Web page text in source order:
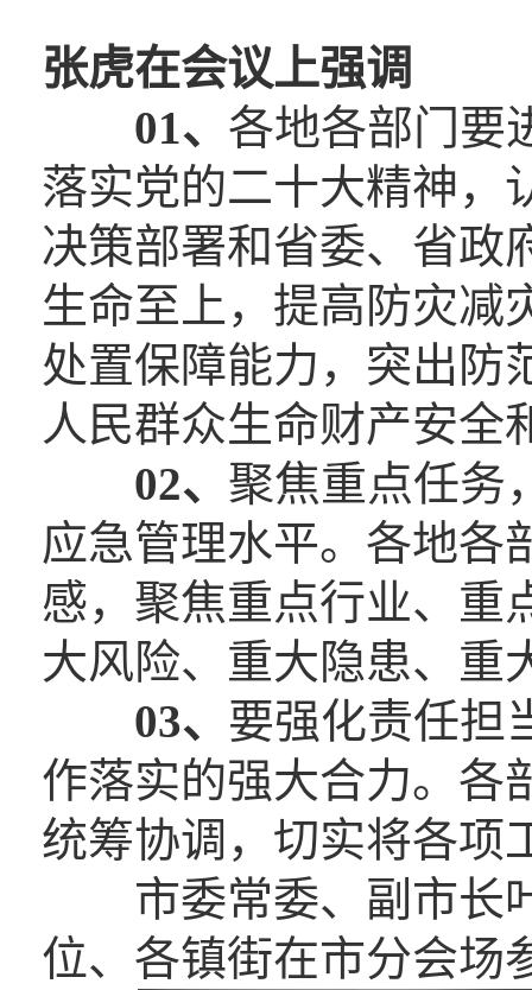
张虎在会议上强调
01、 各地各部门要
落实党的二十大精神，
决策部署和省委、省政
生命至上，提高防灾减
处置保障能力，突出防
人民群众生命财产安全
02、 聚焦重点任务
应急管理水平。各地各
感，聚焦重点行业、重
大风险、重大隐患、重
03、 要强化责任担
作落实的强大合力。各
统筹协调，切实将各项
市委常委、副市长
位、各镇街在市分会场